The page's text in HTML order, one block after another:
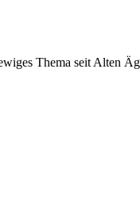
Thema seit Alten